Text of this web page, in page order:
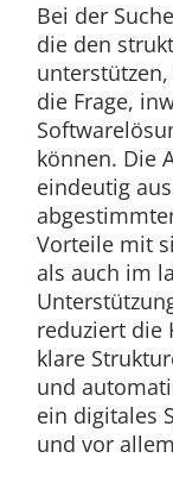
Bei der
die den
die Frage,
können. Die
eindeutig
Vorteile mit
als auch im
reduziert die
klare
und
ein digitales
und vor